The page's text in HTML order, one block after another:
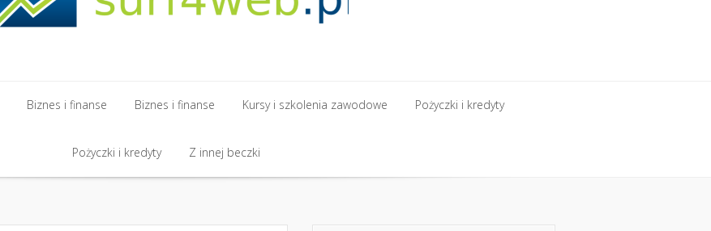
Biznes i finanse
Biznes i finanse
Biznes i finanse
Biznes i finanse
Kursy i szkolenia zawodowe
Kursy i szkolenia zawodowe
Pożyczki i kredyty
Pożyczki i kredyty Z innej beczki